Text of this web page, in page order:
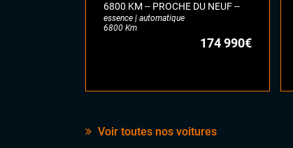
6800 KM -- PROCHE DU NEUF --
essence | automatique
6800 Km
174 990€
Voir toutes nos voitures